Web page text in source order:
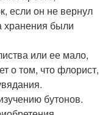
если он не вернул
хранения были
или ее мало,
о том, что флорист,
бутонов.